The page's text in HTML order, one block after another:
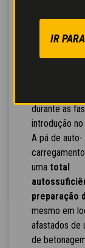
IR
versatilidade
para o
durante as
introdução
A pá de auto-
uma total
preparação
mesmo em
afastados de
de